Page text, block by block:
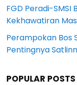
FGD Peradi-SMSI
Kekhawatiran
Perampokan Bos
Pentingnya
POPULAR POSTS